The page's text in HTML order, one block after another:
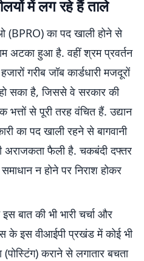
में लग रहे हैं ताले
(BPRO) का पद खाली होने से
अटका हुआ है. वहीं श्रम प्रवर्तन
गरीब जॉब कार्डधारी मजदूरों
सका है, जिससे वे सरकार की
से पूरी तरह वंचित हैं. उद्यान
का पद खाली रहने से बागवानी
अराजकता फैली है. चकबंदी दफ्तर
न होने पर निराश होकर
बात की भी भारी चर्चा और
के इस वीआईपी प्रखंड में कोई भी
कराने से लगातार बचता